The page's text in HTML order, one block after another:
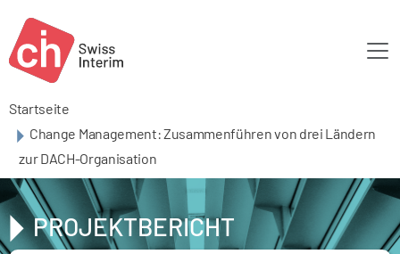
Startseite
Change Management: Zusammenführen von drei Ländern
zur DACH-Organisation
PROJEKTBERICHT